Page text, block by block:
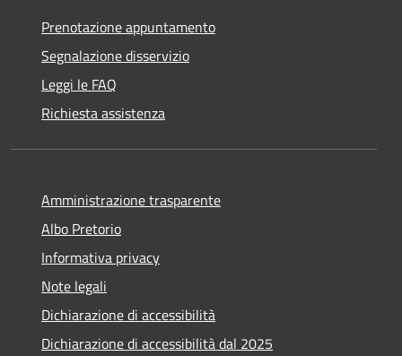
Prenotazione appuntamento
Segnalazione disservizio
Leggi le FAQ
Richiesta assistenza
Amministrazione trasparente
Albo Pretorio
Informativa privacy
Note legali
Dichiarazione di accessibilità
Dichiarazione di accessibilità dal 2025